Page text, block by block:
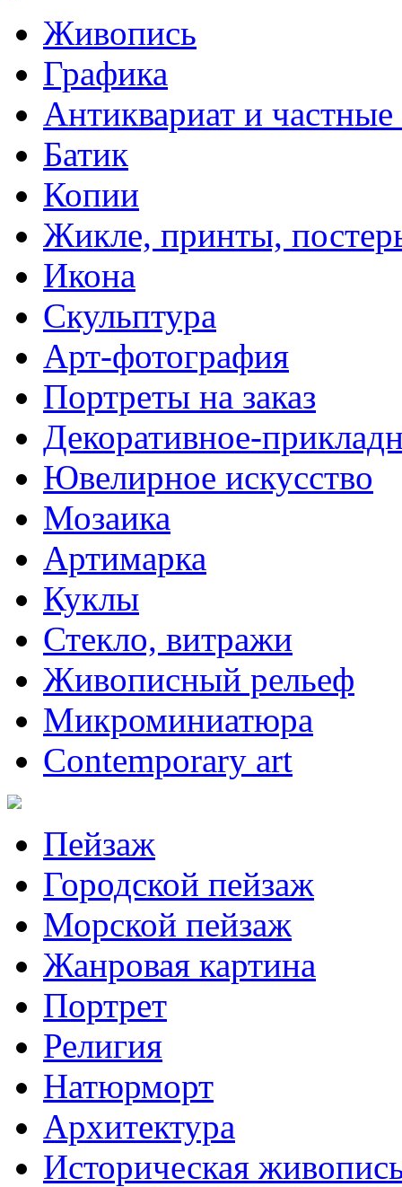
Живопись
Графика
Антиквариат и
Батик
Копии
Жикле, принты,
Икона
Скульптура
Арт-фотография
Портреты на заказ
Декоративное-
Ювелирное искусство
Мозаика
Артимарка
Куклы
Стекло, витражи
Живописный рельеф
Микроминиатюра
Contemporary art
Пейзаж
Городской пейзаж
Морской пейзаж
Жанровая картина
Портрет
Религия
Натюрморт
Архитектура
Историческая